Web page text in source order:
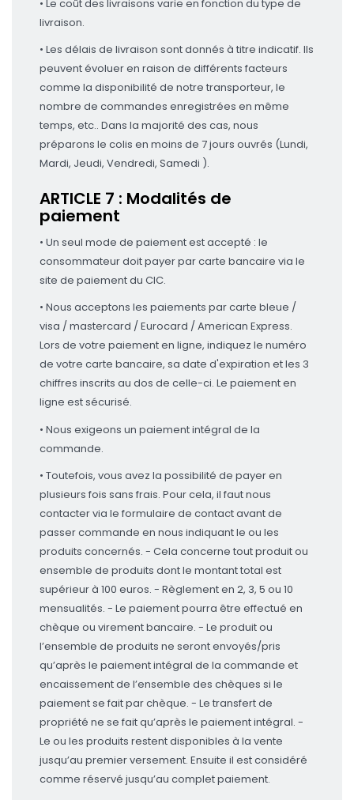
• Le coût des livraisons varie en fonction du type de
livraison.
• Les délais de livraison sont donnés à titre indicatif. Ils
peuvent évoluer en raison de différents facteurs
comme la disponibilité de notre transporteur, le
nombre de commandes enregistrées en même
temps, etc.. Dans la majorité des cas, nous
préparons le colis en moins de 7 jours ouvrés (Lundi,
Mardi, Jeudi, Vendredi, Samedi ).
ARTICLE 7 : Modalités de
paiement
• Un seul mode de paiement est accepté : le
consommateur doit payer par carte bancaire via le
site de paiement du CIC.
• Nous acceptons les paiements par carte bleue /
visa / mastercard / Eurocard / American Express.
Lors de votre paiement en ligne, indiquez le numéro
de votre carte bancaire, sa date d'expiration et les 3
chiffres inscrits au dos de celle-ci. Le paiement en
ligne est sécurisé.
• Nous exigeons un paiement intégral de la
commande.
• Toutefois, vous avez la possibilité de payer en
plusieurs fois sans frais. Pour cela, il faut nous
contacter via le formulaire de contact avant de
passer commande en nous indiquant le ou les
produits concernés. - Cela concerne tout produit ou
ensemble de produits dont le montant total est
supérieur à 100 euros. - Règlement en 2, 3, 5 ou 10
mensualités. - Le paiement pourra être effectué en
chèque ou virement bancaire. - Le produit ou
l’ensemble de produits ne seront envoyés/pris
qu’après le paiement intégral de la commande et
encaissement de l’ensemble des chèques si le
paiement se fait par chèque. - Le transfert de
propriété ne se fait qu’après le paiement intégral. -
Le ou les produits restent disponibles à la vente
jusqu’au premier versement. Ensuite il est considéré
comme réservé jusqu’au complet paiement.